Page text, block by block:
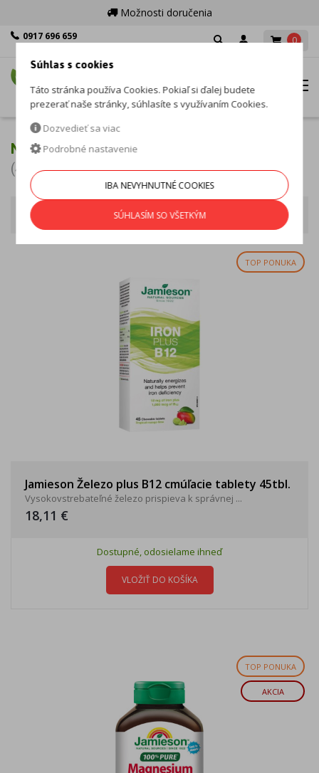
Možnosti doručenia
0917 696 659
Po - Pia: 8:00 - 16:00
0
NÁLADA A ENERGIA
(43 produktov)
Zoradiť podľa
TOP PONUKA
Jamieson Železo plus B12 cmúľacie tablety 45tbl.
Vysokovstrebateľné železo prispieva k správnej ...
18,11 €
Dostupné, odosielame ihneď
VLOŽIŤ DO KOŠÍKA
TOP PONUKA
AKCIA
Súhlas s cookies
Táto stránka používa Cookies. Pokiaľ si ďalej budete
prezerať naše stránky, súhlasíte s využívaním Cookies.
Dozvedieť sa viac
Podrobné nastavenie
IBA NEVYHNUTNÉ COOKIES
SÚHLASÍM SO VŠETKÝM